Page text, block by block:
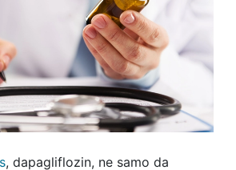
, dapagliflozin, ne samo da